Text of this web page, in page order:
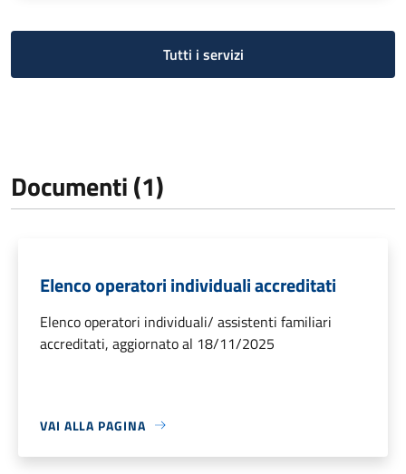
Tutti i servizi
Documenti (1)
Elenco operatori individuali accreditati
Elenco operatori individuali/ assistenti familiari
accreditati, aggiornato al 18/11/2025
VAI ALLA PAGINA